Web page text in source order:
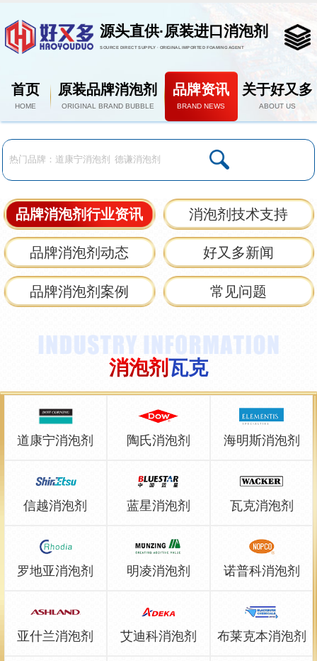
源头直供·原装进口消泡剂
SOURCE DIRECT SUPPLY · ORIGINAL IMPORTED FOAMING AGENT
首页
HOME
原装品牌消泡剂
ORIGINAL BRAND BUBBLE
品牌资讯
BRAND NEWS
关于好又多
ABOUT US
品牌消泡剂行业资讯 消泡剂技术支持
品牌消泡剂动态 好又多新闻
品牌消泡剂案例 常见问题
消泡剂瓦克
道康宁消泡剂 陶氏消泡剂 海明斯消泡剂
信越消泡剂 蓝星消泡剂 瓦克消泡剂
罗地亚消泡剂 明凌消泡剂 诺普科消泡剂
亚什兰消泡剂 艾迪科消泡剂 布莱克本消泡剂